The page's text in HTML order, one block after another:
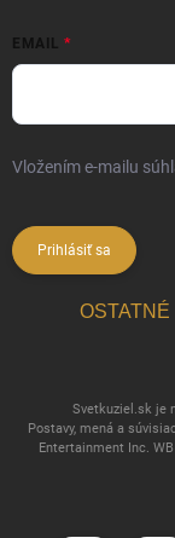
EMAIL
Vložením e-mailu
Prihlásiť sa
Svetkuziel.sk je
Postavy, mená a
Entertainment Inc.